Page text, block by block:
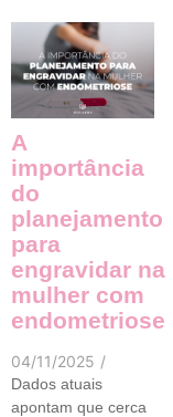
A
importância
do
planejamento
para
engravidar na
mulher com
endometriose
04/11/2025 /
Dados atuais
apontam que cerca